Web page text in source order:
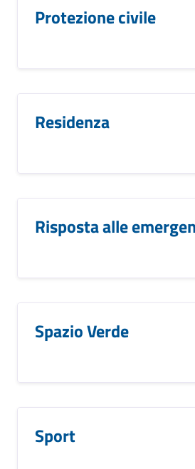
Protezione civile
Residenza
Risposta alle
Spazio Verde
Sport